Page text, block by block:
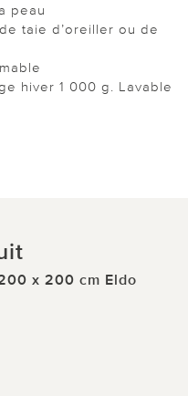
peau
taie d’oreiller ou de
hiver 1 000 g. Lavable
x 200 cm Eldo